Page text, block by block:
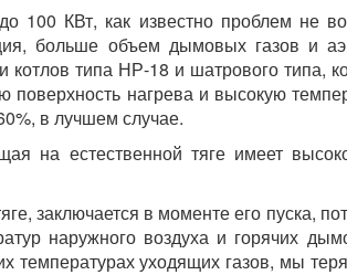
100 КВт, как известно проблем не
больше объем дымовых газов и
типа НР-18 и шатрового типа,
поверхность нагрева и высокую
в лучшем случае.
на естественной тяге имеет
заключается в моменте его пуска,
наружного воздуха и горячих
температурах уходящих газов, мы